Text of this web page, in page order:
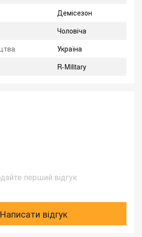
Демісезон
Чоловіча
Україна
R-Military
перший відгук
Написати відгук